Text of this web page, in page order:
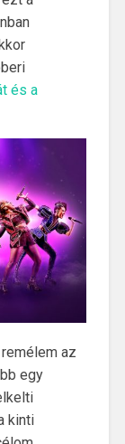
és a
az
egy
kinti